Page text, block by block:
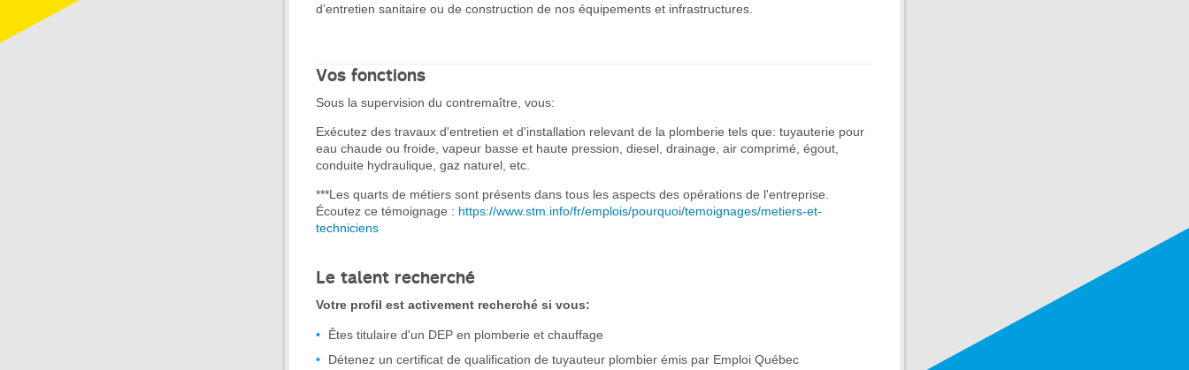
d’entretien sanitaire ou de construction de nos équipements et infrastructures.
Vos fonctions
Sous la supervision du contremaître, vous:
Exécutez des travaux d'entretien et d'installation relevant de la plomberie tels que: tuyauterie pour
eau chaude ou froide, vapeur basse et haute pression, diesel, drainage, air comprimé, égout,
conduite hydraulique, gaz naturel, etc.
***Les quarts de métiers sont présents dans tous les aspects des opérations de l'entreprise.
Écoutez ce témoignage : https://www.stm.info/fr/emplois/pourquoi/temoignages/metiers-et-
techniciens
Le talent recherché
Votre profil est activement recherché si vous:
Êtes titulaire d'un DEP en plomberie et chauffage
Détenez un certificat de qualification de tuyauteur plombier émis par Emploi Québec